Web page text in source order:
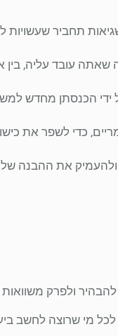
תחביר שעשויות
עובד עליה, בין
הכנסתן מחדש
כדי לשפר את
ולהעמיק את ההבנה
ולפרק משוואות
לכל מי שרוצה לחשב